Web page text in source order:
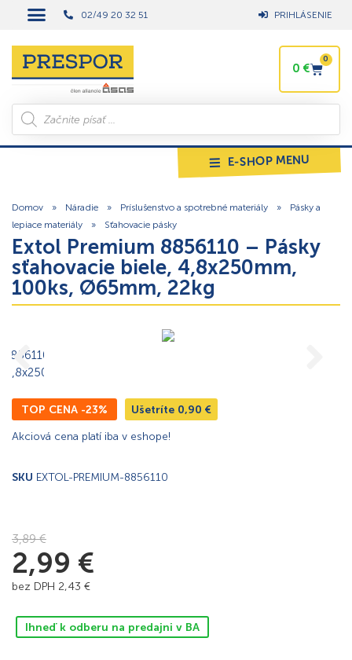
02/49 20 32 51 PRIHLÁSENIE
0 €
0
E-SHOP MENU
Domov » Náradie » Príslušenstvo a spotrebné materiály »
Pásky a
lepiace materiály
» Sťahovacie pásky
Extol Premium 8856110 – Pásky
sťahovacie biele, 4,8x250mm,
100ks, Ø65mm, 22kg
TOP CENA -23% Ušetríte 0,90 €
Akciová cena platí iba v eshope!
SKU EXTOL-PREMIUM-8856110
3,89€
2,99 €
bez DPH 2,43 €
Ihneď k odberu na predajni v BA